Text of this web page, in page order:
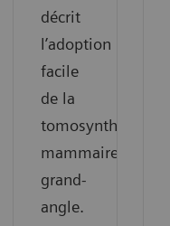
décrit
l’adoption
facile
de la
tomosynthèse
mammaire
grand-
angle.